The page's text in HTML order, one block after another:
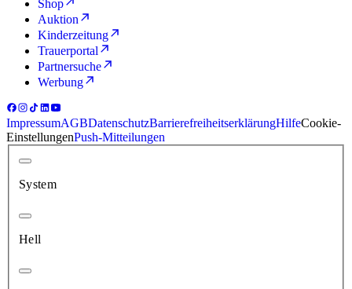
Shop
Auktion
Kinderzeitung
Trauerportal
Partnersuche
Werbung
ImpressumAGBDatenschutzBarrierefreiheitserklärungHilfeCookie-
EinstellungenPush-Mitteilungen
System
Hell